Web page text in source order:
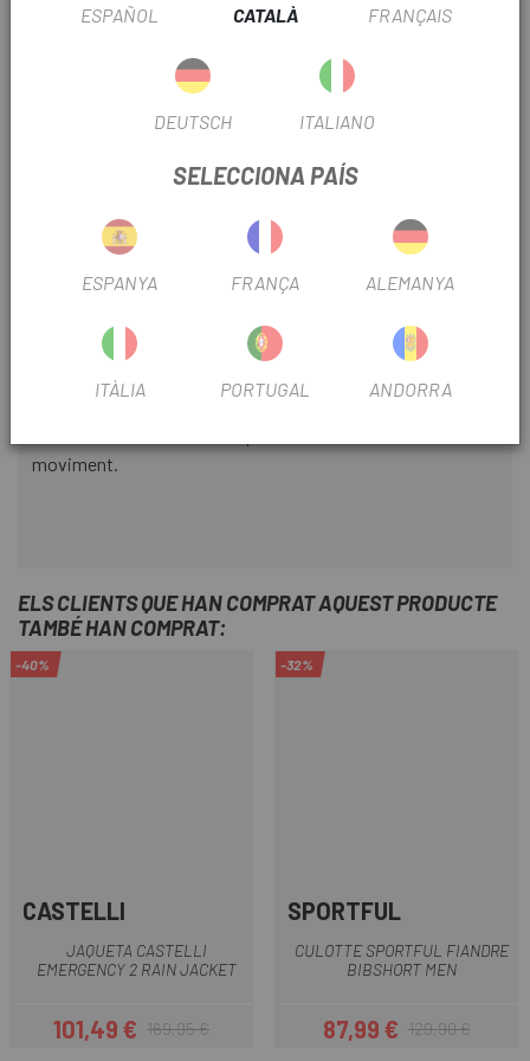
INFORMACIÓ DEL PRODUCTE
La nostra línia de productes que garanteix protecció contra
molta experiència treballant en col·laboració amb els
major part de les nostres jaquetes són perfectes per al
una peça dissenyada per garantir protecció contra el
temps advers amb algunes adaptacions per al ciclisme
gravel. Per començar, hem creat una jaqueta amb costures
segellades fabricada amb un material impermeable
moviment.
ELS CLIENTS QUE HAN COMPRAT AQUEST PRODUCTE
TAMBÉ HAN COMPRAT:
-40%
CASTELLI
JAQUETA CASTELLI
EMERGENCY 2 RAIN JACKET
Preu
101,49 €Preu regular
169,95 €
-32%
SPORTFUL
CULOTTE SPORTFUL FIANDRE
BIBSHORT MEN
Preu
87,99 €Preu regular
129,90 €
ESPAÑOL CATALÀ FRANÇAIS
DEUTSCH ITALIANO
SELECCIONA PAÍS
ESPANYA FRANÇA ALEMANYA
ITÀLIA PORTUGAL ANDORRA